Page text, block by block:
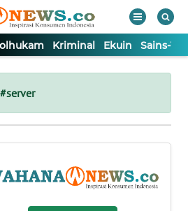
Kriminal Ekuin Sains-
#server